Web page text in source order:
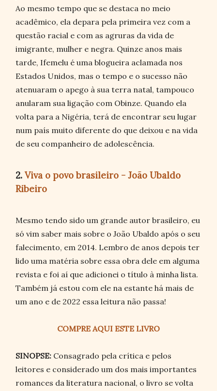
Ao mesmo tempo que se destaca no meio
acadêmico, ela depara pela primeira vez com a
questão racial e com as agruras da vida de
imigrante, mulher e negra. Quinze anos mais
tarde, Ifemelu é uma blogueira aclamada nos
Estados Unidos, mas o tempo e o sucesso não
atenuaram o apego à sua terra natal, tampouco
anularam sua ligação com Obinze. Quando ela
volta para a Nigéria, terá de encontrar seu lugar
num país muito diferente do que deixou e na vida
de seu companheiro de adolescência.
2. Viva o povo brasileiro - João Ubaldo
Ribeiro
Mesmo tendo sido um grande autor brasileiro, eu
só vim saber mais sobre o João Ubaldo após o seu
falecimento, em 2014. Lembro de anos depois ter
lido uma matéria sobre essa obra dele em alguma
revista e foi aí que adicionei o título à minha lista.
Também já estou com ele na estante há mais de
um ano e de 2022 essa leitura não passa!
COMPRE AQUI ESTE LIVRO
SINOPSE: Consagrado pela crítica e pelos
leitores e considerado um dos mais importantes
romances da literatura nacional, o livro se volta